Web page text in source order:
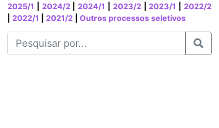
2025/1
2024/2| 2024/1 2023/2| 2023/1
2022/2
2022/1 2021/2 Outros processos seletivos